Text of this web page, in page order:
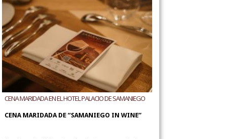
CENA MARIDADA EN EL HOTEL PALACIO DE SAMANIEGO
CENA MARIDADA DE “SAMANIEGO IN WINE”